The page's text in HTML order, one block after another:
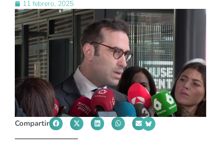
11 febrero, 2025
Compartir